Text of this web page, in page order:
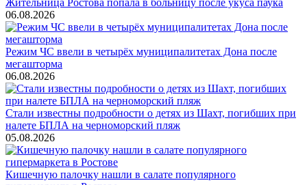
06.08.2026
Режим ЧС ввели в четырёх муниципалитетах Дона после
мегашторма
06.08.2026
Стали известны подробности о детях из Шахт, погибших при
налете БПЛА на черноморский пляж
05.08.2026
Кишечную палочку нашли в салате популярного